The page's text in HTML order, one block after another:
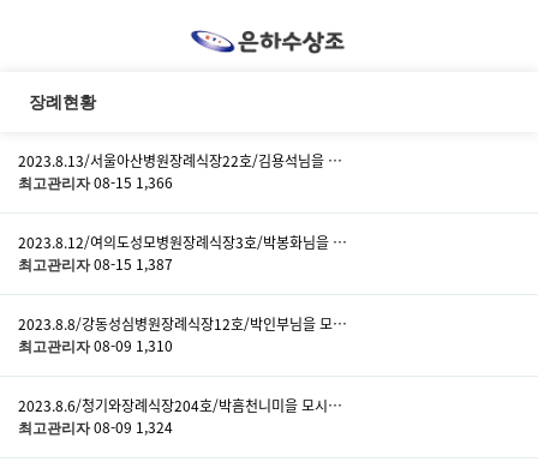
장례현황
2023.8.13/서울아산병원장례식장22호/김용석님을 …
최고관리자 08-15 1,366
2023.8.12/여의도성모병원장례식장3호/박봉화님을 …
최고관리자 08-15 1,387
2023.8.8/강동성심병원장례식장12호/박인부님을 모…
최고관리자 08-09 1,310
2023.8.6/청기와장례식장204호/박흠천니미을 모시…
최고관리자 08-09 1,324